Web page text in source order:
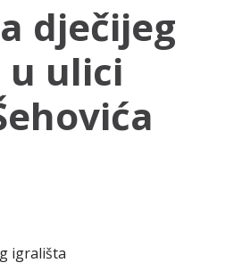
dječijeg
ulici
igrališta